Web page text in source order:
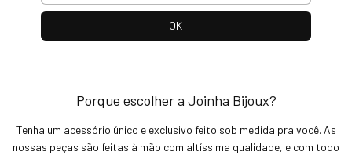
Porque escolher a Joinha Bijoux?
Tenha um acessório único e exclusivo feito sob medida pra você. As
nossas peças são feitas à mão com altíssima qualidade, e com todo